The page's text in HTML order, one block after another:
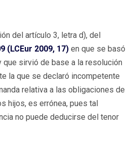
del artículo 3, letra d), del
(LCEur 2009, 17) en que se basó
que sirvió de base a la resolución
la que se declaró incompetente
relativa a las obligaciones de
hijos, es errónea, pues tal
no puede deducirse del tenor